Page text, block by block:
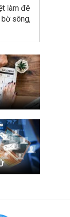
hợp
vững
tỉnh
làm đê
sông,